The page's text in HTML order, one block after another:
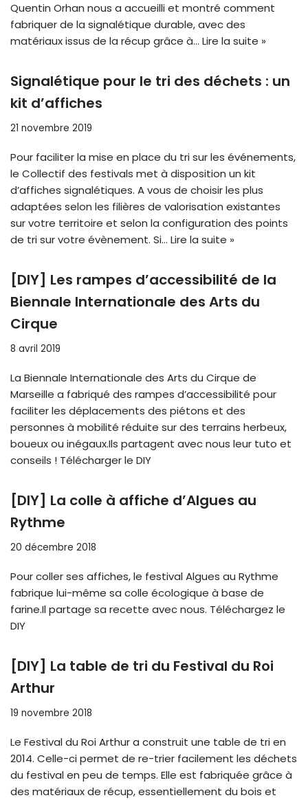
Quentin Orhan nous a accueilli et montré comment
fabriquer de la signalétique durable, avec des
matériaux issus de la récup grâce à… Lire la suite »
Signalétique pour le tri des déchets : un
kit d’affiches
21 novembre 2019
Pour faciliter la mise en place du tri sur les événements,
le Collectif des festivals met à disposition un kit
d’affiches signalétiques. A vous de choisir les plus
adaptées selon les filières de valorisation existantes
sur votre territoire et selon la configuration des points
de tri sur votre évènement. Si… Lire la suite »
[DIY] Les rampes d’accessibilité de la
Biennale Internationale des Arts du
Cirque
8 avril 2019
La Biennale Internationale des Arts du Cirque de
Marseille a fabriqué des rampes d’accessibilité pour
faciliter les déplacements des piétons et des
personnes à mobilité réduite sur des terrains herbeux,
boueux ou inégaux.Ils partagent avec nous leur tuto et
conseils ! Télécharger le DIY
[DIY] La colle à affiche d’Algues au
Rythme
20 décembre 2018
Pour coller ses affiches, le festival Algues au Rythme
fabrique lui-même sa colle écologique à base de
farine.Il partage sa recette avec nous. Téléchargez le
DIY
[DIY] La table de tri du Festival du Roi
Arthur
19 novembre 2018
Le Festival du Roi Arthur a construit une table de tri en
2014. Celle-ci permet de re-trier facilement les déchets
du festival en peu de temps. Elle est fabriquée grâce à
des matériaux de récup, essentiellement du bois et